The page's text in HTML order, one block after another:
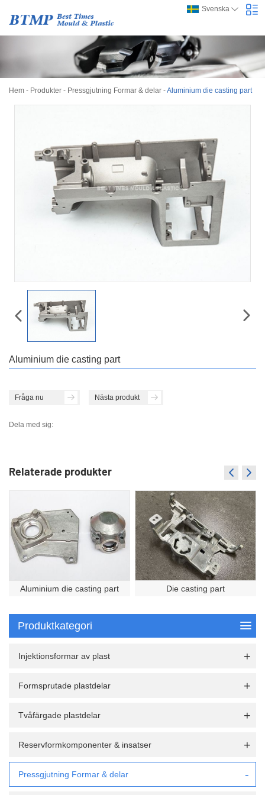
Svenska
Hem - Produkter - Pressgjutning Formar & delar -Aluminium die casting part
Aluminium die casting part
Fråga nu Nästa produkt
Dela med sig:
Relaterade produkter
Aluminium die casting part Die casting part
Produktkategori
Injektionsformar av plast
Formsprutade plastdelar
Tvåfärgade plastdelar
Reservformkomponenter & insatser
Pressgjutning Formar & delar